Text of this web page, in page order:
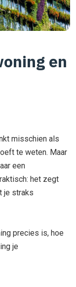
en
misschien als
te weten. Maar
een
het zegt
je straks
precies is, hoe
je